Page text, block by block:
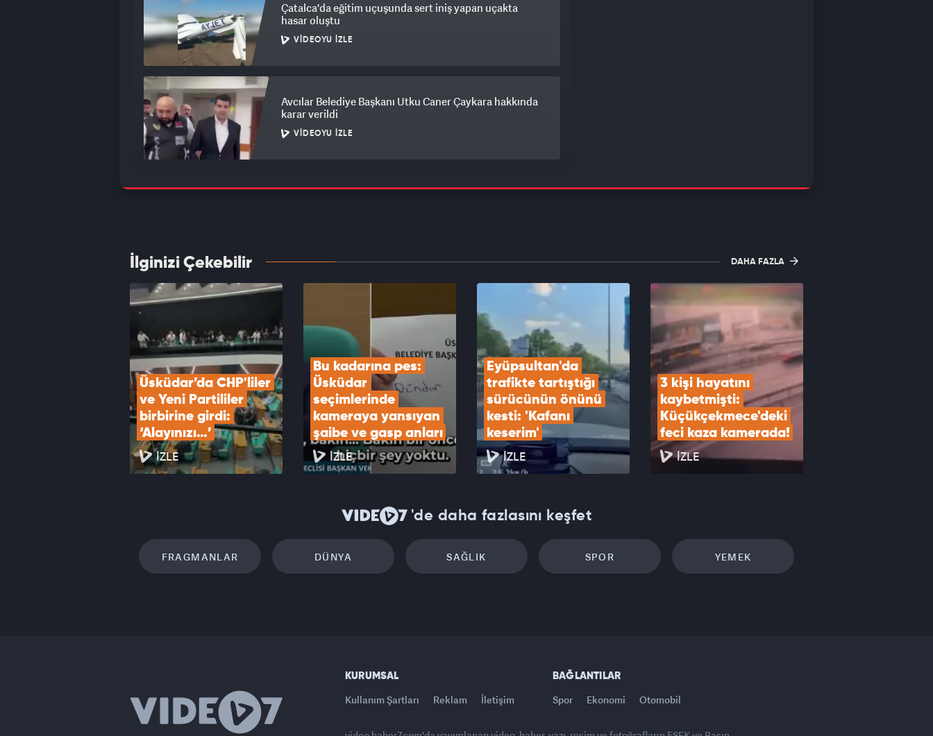
Çatalca'da eğitim uçuşunda sert iniş yapan uçakta
hasar oluştu
VIDEOYU İZLE
Avcılar Belediye Başkanı Utku Caner Çaykara hakkında
karar verildi
VIDEOYU İZLE
Milli Güvenlik Kurulu Cumhurbaşkanlığı Külliyesi’nde
İlginizi Çekebilir DAHA FAZLA
Üsküdar’da CHP'liler
ve Yeni Partililer
birbirine girdi:
‘Alayınızı…’
İZLE
Bu kadarına pes:
Üsküdar
seçimlerinde
kameraya yansıyan
şaibe ve gasp anları
İZLE
Eyüpsultan'da
trafikte tartıştığı
sürücünün önünü
kesti: 'Kafanı
keserim'
İZLE
3 kişi hayatını
kaybetmişti:
Küçükçekmece'deki
feci kaza kamerada!
İZLE
'de daha fazlasını keşfet
FRAGMANLAR DÜNYA SAĞLIK SPOR YEMEK
KURUMSAL
Kullanım Şartları Reklam İletişim
BAĞLANTILAR
Spor Ekonomi Otomobil